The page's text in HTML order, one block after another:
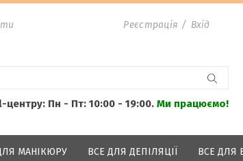
Реєстрація / Вхід
центру: Пн - Пт: 10:00 - 19:00. Ми працюємо!
МАНІКЮРУ ВСЕ ДЛЯ ДЕПІЛЯЦІЇ ВСЕ ДЛЯ